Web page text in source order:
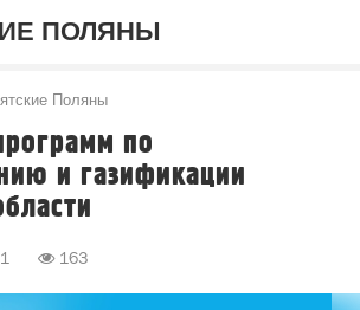
ПОЛЯНЫ
Поляны
по
и газификации
163